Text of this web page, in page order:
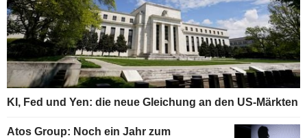
KI, Fed und Yen: die neue Gleichung an den US-Märkten
Atos Group: Noch ein Jahr zum